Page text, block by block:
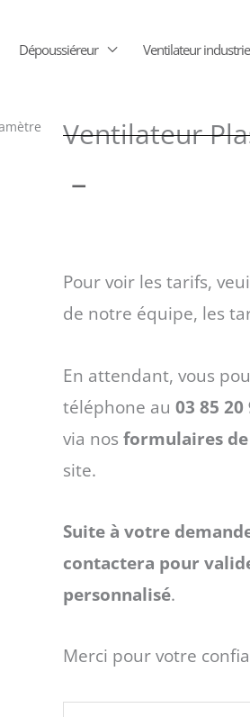
Dépoussiéreur Ventilateur
Ventilateur
–
prix :
853 €
à
2965 €
Pour voir les tarifs,
de notre équipe, les
En attendant, vous
téléphone au 03 85 20
via nos formulaires
site.
Suite à votre
contactera pour
personnalisé.
Merci pour votre